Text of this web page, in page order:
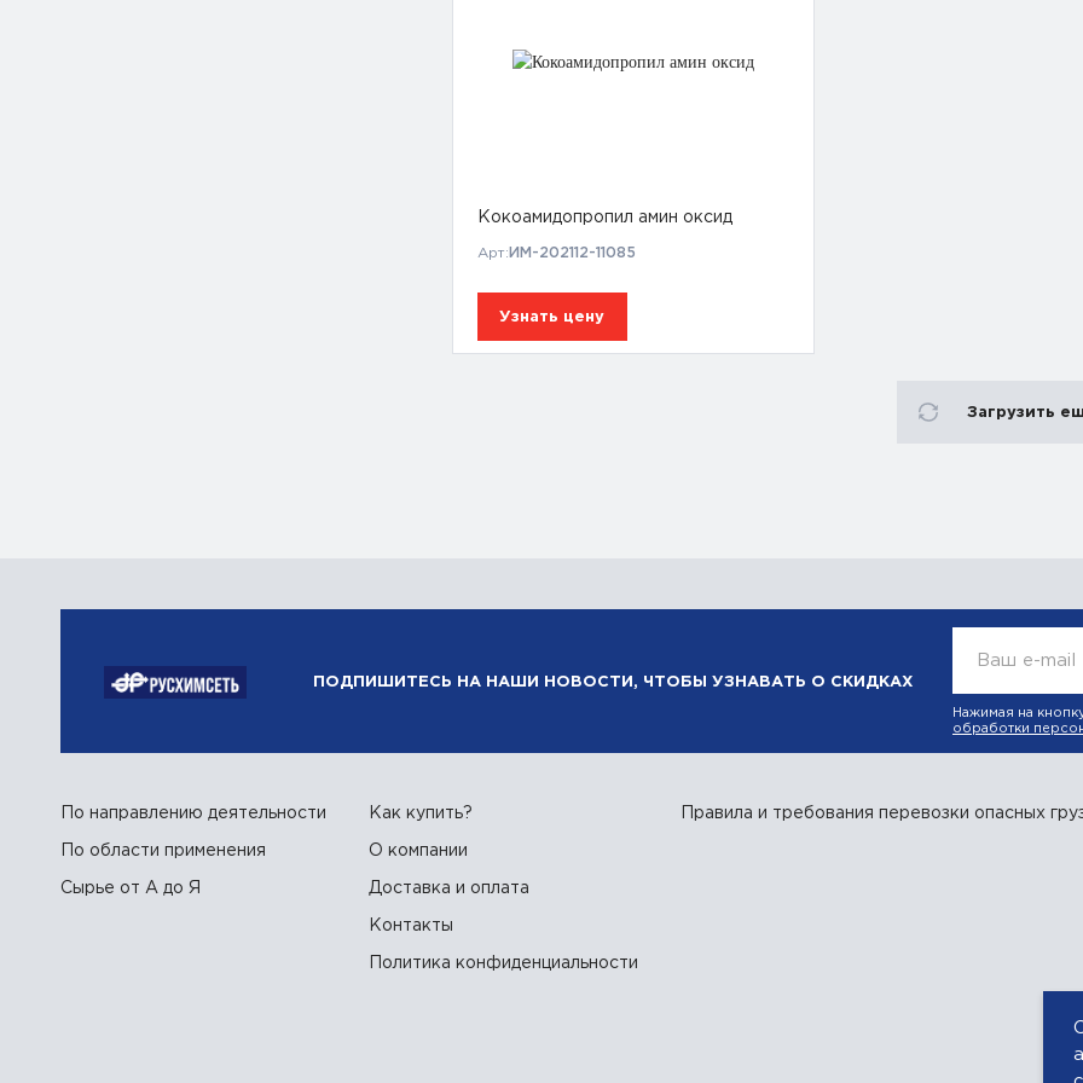
Кокоамидопропил амин оксид
Арт: ИМ-202112-11085
Узнать цену
Загрузить
ПОДПИШИТЕСЬ НА НАШИ НОВОСТИ, ЧТОБЫ УЗНАВАТЬ О СКИДКАХ
Ваш e-mail
Нажимая на
обработки
По направлению деятельности
По области применения
Сырье от А до Я
Как купить?
О компании
Доставка и оплата
Контакты
Политика конфиденциальности
Правила и требования перевозки опасных